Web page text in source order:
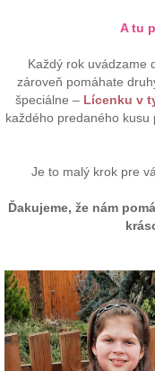
A tu
Každý rok uvádzame
zároveň pomáhate
špeciálne – Lícenku v
každého predaného
Je to malý krok pre
Ďakujeme, že nám